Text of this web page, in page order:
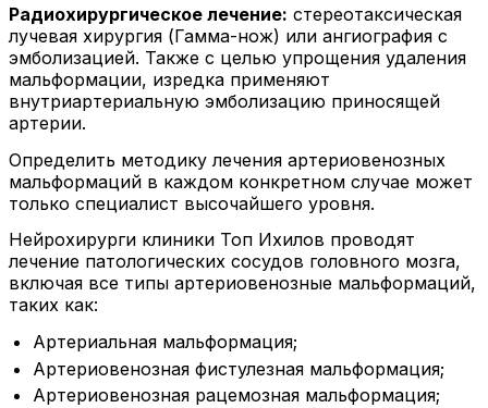
Радиохирургическое лечение: стереотаксическая
лучевая хирургия (Гамма-нож) или ангиография с
эмболизацией. Также с целью упрощения удаления
мальформации, изредка применяют
внутриартериальную эмболизацию приносящей
артерии.
Определить методику лечения артериовенозных
мальформаций в каждом конкретном случае может
только специалист высочайшего уровня.
Нейрохирурги клиники Топ Ихилов проводят
лечение патологических сосудов головного мозга,
включая все типы артериовенозные мальформаций,
таких как:
Артериальная мальформация;
Артериовенозная фистулезная мальформация;
Артериовенозная рацемозная мальформация;